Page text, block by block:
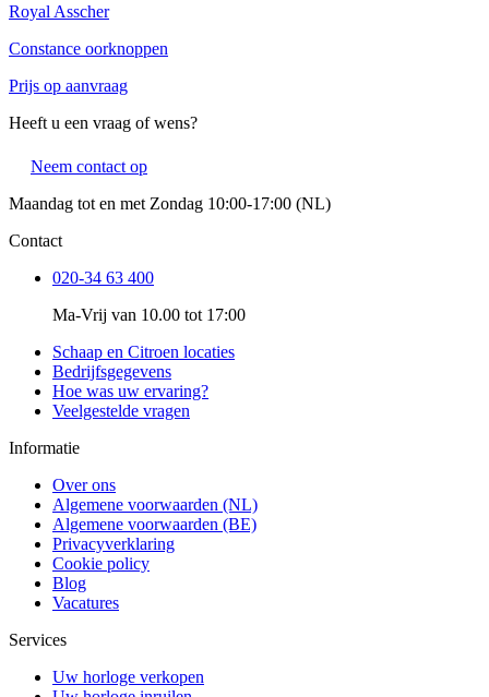
Royal Asscher
Constance oorknoppen
Prijs op aanvraag
Heeft u een vraag of wens?
Neem contact op
Maandag tot en met Zondag 10:00-17:00 (NL)
Contact
020-34 63 400
Ma-Vrij van 10.00 tot 17:00
Schaap en Citroen locaties
Bedrijfsgegevens
Hoe was uw ervaring?
Veelgestelde vragen
Informatie
Over ons
Algemene voorwaarden (NL)
Algemene voorwaarden (BE)
Privacyverklaring
Cookie policy
Blog
Vacatures
Services
Uw horloge verkopen